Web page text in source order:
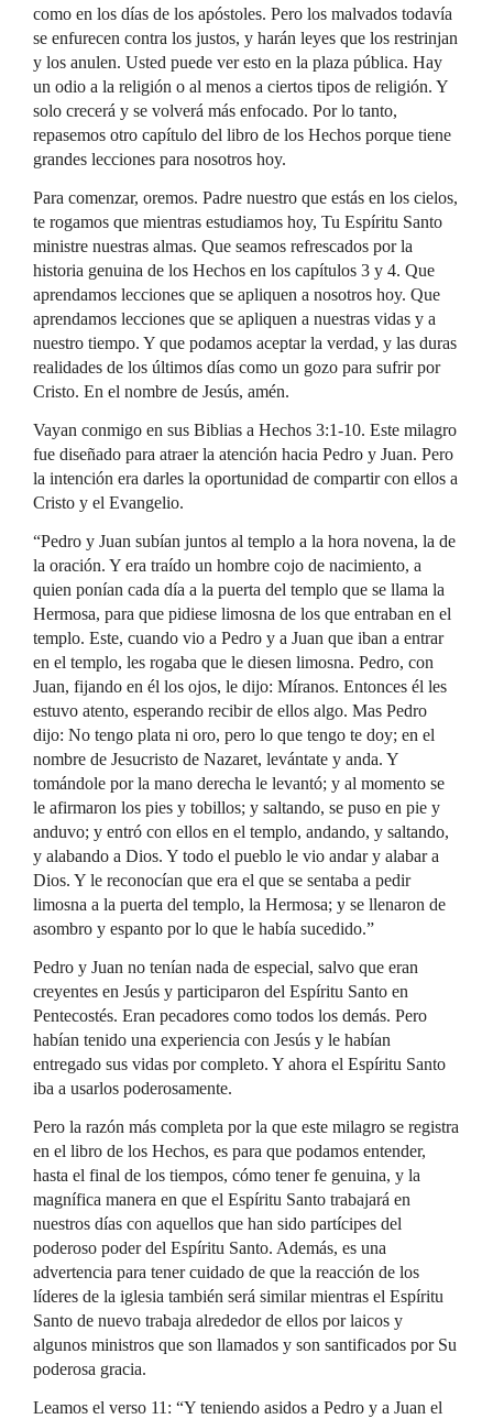
como en los días de los apóstoles. Pero los malvados todavía
se enfurecen contra los justos, y harán leyes que los restrinjan
y los anulen. Usted puede ver esto en la plaza pública. Hay
un odio a la religión o al menos a ciertos tipos de religión. Y
solo crecerá y se volverá más enfocado. Por lo tanto,
repasemos otro capítulo del libro de los Hechos porque tiene
grandes lecciones para nosotros hoy.
Para comenzar, oremos. Padre nuestro que estás en los cielos,
te rogamos que mientras estudiamos hoy, Tu Espíritu Santo
ministre nuestras almas. Que seamos refrescados por la
historia genuina de los Hechos en los capítulos 3 y 4. Que
aprendamos lecciones que se apliquen a nosotros hoy. Que
aprendamos lecciones que se apliquen a nuestras vidas y a
nuestro tiempo. Y que podamos aceptar la verdad, y las duras
realidades de los últimos días como un gozo para sufrir por
Cristo. En el nombre de Jesús, amén.
Vayan conmigo en sus Biblias a Hechos 3:1-10. Este milagro
fue diseñado para atraer la atención hacia Pedro y Juan. Pero
la intención era darles la oportunidad de compartir con ellos a
Cristo y el Evangelio.
“Pedro y Juan subían juntos al templo a la hora novena, la de
la oración. Y era traído un hombre cojo de nacimiento, a
quien ponían cada día a la puerta del templo que se llama la
Hermosa, para que pidiese limosna de los que entraban en el
templo. Este, cuando vio a Pedro y a Juan que iban a entrar
en el templo, les rogaba que le diesen limosna. Pedro, con
Juan, fijando en él los ojos, le dijo: Míranos. Entonces él les
estuvo atento, esperando recibir de ellos algo. Mas Pedro
dijo: No tengo plata ni oro, pero lo que tengo te doy; en el
nombre de Jesucristo de Nazaret, levántate y anda. Y
tomándole por la mano derecha le levantó; y al momento se
le afirmaron los pies y tobillos; y saltando, se puso en pie y
anduvo; y entró con ellos en el templo, andando, y saltando,
y alabando a Dios. Y todo el pueblo le vio andar y alabar a
Dios. Y le reconocían que era el que se sentaba a pedir
limosna a la puerta del templo, la Hermosa; y se llenaron de
asombro y espanto por lo que le había sucedido.”
Pedro y Juan no tenían nada de especial, salvo que eran
creyentes en Jesús y participaron del Espíritu Santo en
Pentecostés. Eran pecadores como todos los demás. Pero
habían tenido una experiencia con Jesús y le habían
entregado sus vidas por completo. Y ahora el Espíritu Santo
iba a usarlos poderosamente.
Pero la razón más completa por la que este milagro se registra
en el libro de los Hechos, es para que podamos entender,
hasta el final de los tiempos, cómo tener fe genuina, y la
magnífica manera en que el Espíritu Santo trabajará en
nuestros días con aquellos que han sido partícipes del
poderoso poder del Espíritu Santo. Además, es una
advertencia para tener cuidado de que la reacción de los
líderes de la iglesia también será similar mientras el Espíritu
Santo de nuevo trabaja alrededor de ellos por laicos y
algunos ministros que son llamados y son santificados por Su
poderosa gracia.
Leamos el verso 11: “Y teniendo asidos a Pedro y a Juan el